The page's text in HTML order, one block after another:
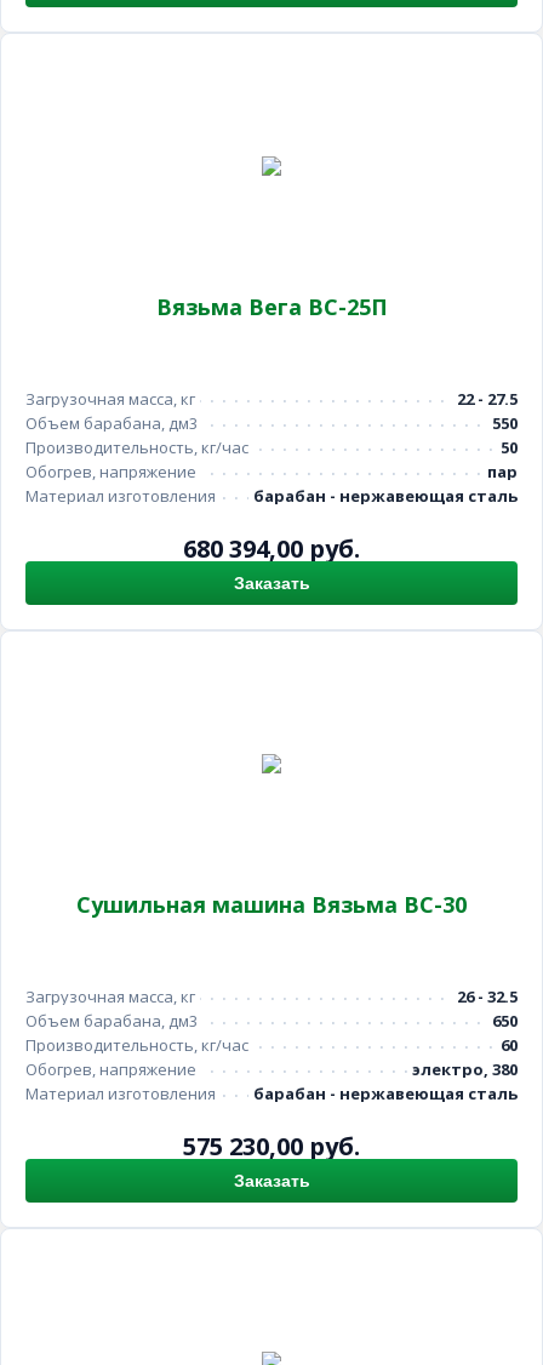
Вязьма Вега ВС-25П
Загрузочная масса, кг
22 - 27.5
Объем барабана, дм3
550
Производительность, кг/час
50
Обогрев, напряжение
пар
Материал изготовления
барабан - нержавеющая сталь
680 394,00 руб.
Заказать
Сушильная машина Вязьма ВС-30
Загрузочная масса, кг
26 - 32.5
Объем барабана, дм3
650
Производительность, кг/час
60
Обогрев, напряжение
электро, 380
Материал изготовления
барабан - нержавеющая сталь
575 230,00 руб.
Заказать